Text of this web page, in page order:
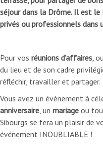
séjour dans la Drôme. Il est
privés ou professionnels dans
Pour vos réunions d’affaires,
du lieu et de son cadre
réfléchir, travailler et partager.
Vous avez un évènement à
anniversaire, un mariage ou
Sibourgs se fera un plaisir de
événement INOUBLIABLE !